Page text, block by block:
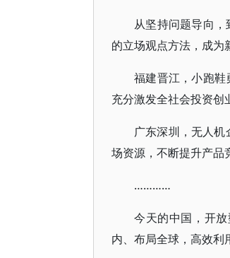
从坚持问题导向
的立场观点方法，成为
福建晋江，小跑鞋
充分激发全社会投资创
广东深圳，无人
场资源，不断提升产品
…………
今天的中国，开
内、布局全球，高效利